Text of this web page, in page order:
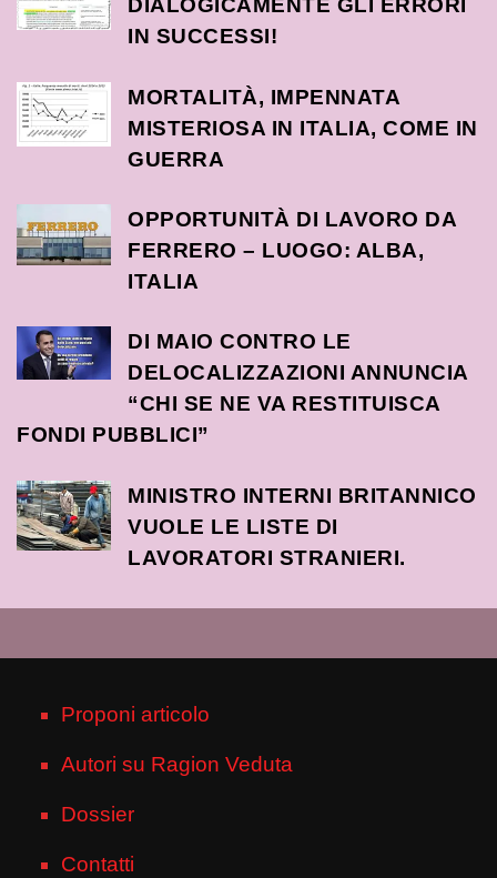
DIALOGICAMENTE GLI ERRORI
IN SUCCESSI!
MORTALITÀ, IMPENNATA
MISTERIOSA IN ITALIA, COME IN
GUERRA
OPPORTUNITÀ DI LAVORO DA
FERRERO – LUOGO: ALBA,
ITALIA
DI MAIO CONTRO LE
DELOCALIZZAZIONI ANNUNCIA
“CHI SE NE VA RESTITUISCA
FONDI PUBBLICI”
MINISTRO INTERNI BRITANNICO
VUOLE LE LISTE DI
LAVORATORI STRANIERI.
Proponi articolo
Autori su Ragion Veduta
Dossier
Contatti